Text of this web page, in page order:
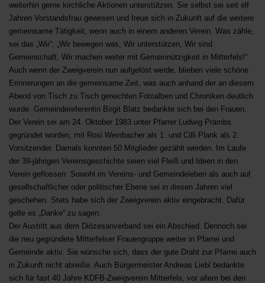
weiterhin gerne kirchliche Aktionen unterstützen. Sie selbst sei seit elf
Jahren Vorstandsfrau gewesen und freue sich in Zukunft auf die weitere
gemeinsame Tätigkeit, wenn auch in einem anderen Verein. Was zähle,
sei das „Wir“: „Wir bewegen was, Wir unterstützen, Wir sind
Gemeinschaft, Wir machen weiter mit Gemeinnützigkeit in Mitterfels!“
Auch wenn der Zweigverein nun aufgelöst werde, blieben viele schöne
Erinnerungen an die gemeinsame Zeit, was auch anhand der an diesem
Abend von Tisch zu Tisch gereichten Fotoalben und Chroniken deutlich
wurde. Gemeindereferentin Birgit Blatz bedankte sich bei den Frauen.
Der Verein sei am 24. Oktober 1983 unter Pfarrer Ludwig Prambs
gegründet worden, mit Rosi Weinbacher als 1. und Cilli Plank als 2.
Vorsitzender. Damals konnten 50 Mitglieder gezählt werden. Im Laufe
der 39-jährigen Vereinsgeschichte seien viel Fleiß und Ideen in den
Verein geflossen. Sowohl im Vereins- und Gemeindeleben als auch auf
gesellschaftlicher oder politischer Ebene sei in diesen Jahren viel
geschehen. Stets habe sich der Zweigverein aktiv eingebracht. Dafür
gelte es „Danke“ zu sagen.
Der Austritt aus dem Diözesanverband sei ein Abschied. Dennoch sei
die neu gegründete Mitterfelser Frauengruppe weiter in Pfarrei und
Gemeinde aktiv. Sie wünsche sich, dass der gute Draht zur Pfarrei auch
in Zukunft nicht abreiße. Auch Bürgermeister Andreas Liebl bedankte
sich für fast 40 Jahre KDFB-Zweigverein Mitterfels, vor allem bei den